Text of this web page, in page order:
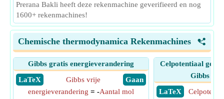
Prerana Bakli heeft deze rekenmachine geverifieerd en nog
1600+ rekenmachines!
<
Chemische thermodynamica Rekenmachines
Gibbs gratis energieverandering
​ LaTeX
​ Gaan
Gibbs vrije
energieverandering = -Aantal mol
Celpotentiaal
Gibbs
​ LaTeX